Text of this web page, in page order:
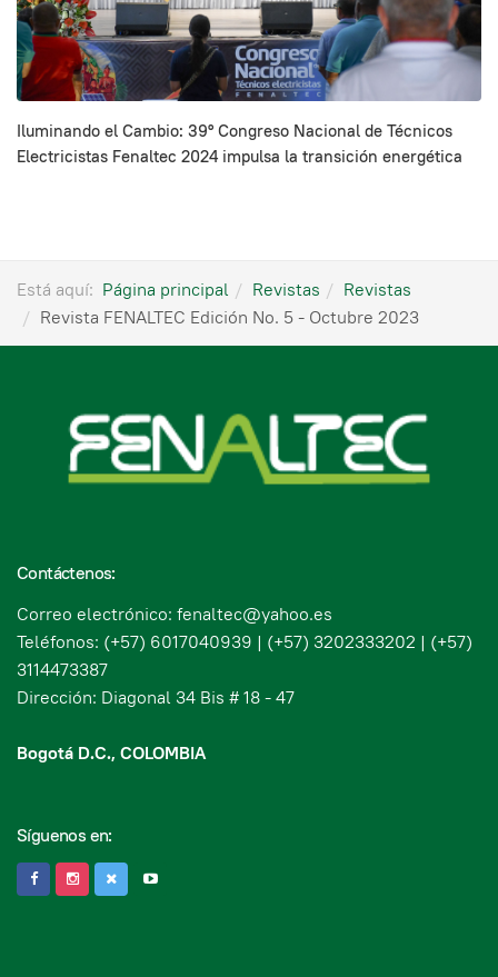
Iluminando el Cambio: 39º Congreso Nacional de Técnicos
Electricistas Fenaltec 2024 impulsa la transición energética
Está aquí: Página principal Revistas
Revistas
Revista FENALTEC Edición No. 5 - Octubre 2023
Contáctenos:
Correo electrónico: fenaltec@yahoo.es
Teléfonos: (+57) 6017040939 | (+57) 3202333202 | (+57)
3114473387
Dirección: Diagonal 34 Bis # 18 - 47
Bogotá D.C., COLOMBIA
Síguenos en: